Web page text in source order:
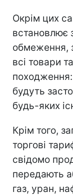
Окрім цих
встановлює
обмеження,
всі товари
походження:
будуть
будь-яких
Крім того,
торгові
свідомо
передають
газ, уран,